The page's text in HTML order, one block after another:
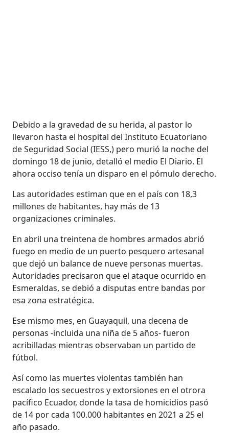
Debido a la gravedad de su herida, al pastor lo
llevaron hasta el hospital del Instituto Ecuatoriano
de Seguridad Social (IESS,) pero murió la noche del
domingo 18 de junio, detalló el medio El Diario. El
ahora occiso tenía un disparo en el pómulo derecho.
Las autoridades estiman que en el país con 18,3
millones de habitantes, hay más de 13
organizaciones criminales.
En abril una treintena de hombres armados abrió
fuego en medio de un puerto pesquero artesanal
que dejó un balance de nueve personas muertas.
Autoridades precisaron que el ataque ocurrido en
Esmeraldas, se debió a disputas entre bandas por
esa zona estratégica.
Ese mismo mes, en Guayaquil, una decena de
personas -incluida una niña de 5 años- fueron
acribilladas mientras observaban un partido de
fútbol.
Así como las muertes violentas también han
escalado los secuestros y extorsiones en el otrora
pacífico Ecuador, donde la tasa de homicidios pasó
de 14 por cada 100.000 habitantes en 2021 a 25 el
año pasado.